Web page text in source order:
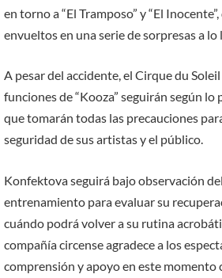
en torno a “El Tramposo” y “El
envueltos en una serie de sorpresas a lo
A pesar del accidente, el Cirque du
funciones de “Kooza” seguirán según
que tomarán todas las precauciones
seguridad de sus artistas y el público.
Konfektova seguirá bajo observación
entrenamiento para evaluar su
cuándo podrá volver a su rutina
compañía circense agradece a los
comprensión y apoyo en este momento